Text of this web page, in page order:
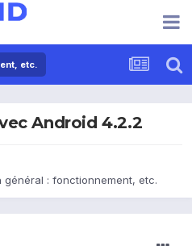
etc.
Android 4.2.2
général : fonctionnement, etc.